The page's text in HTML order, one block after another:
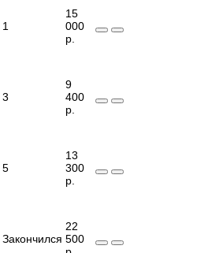
1
15
000
р.
3
9
400
р.
5
13
300
р.
Закончился
22
500